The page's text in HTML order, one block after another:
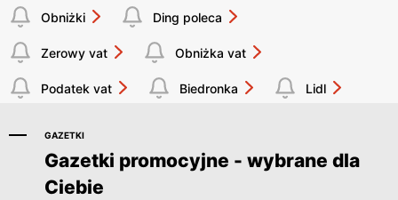
Obniżki Ding poleca
Zerowy vat Obniżka vat
Podatek vat Biedronka Lidl
GAZETKI
Gazetki promocyjne - wybrane dla
Ciebie